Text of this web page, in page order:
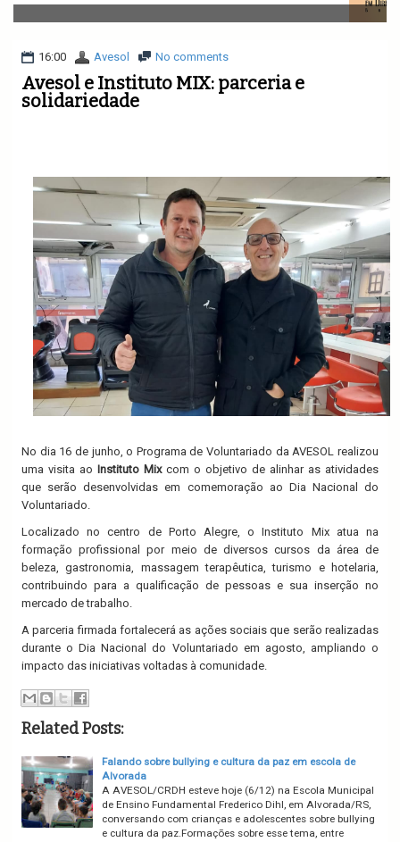
v
i
a
i
16:00 Avesol No comments
Avesol e Instituto MIX: parceria e
solidariedade
No dia 16 de junho, o Programa de Voluntariado da AVESOL realizou
uma visita ao Instituto Mixcom o objetivo de alinhar as atividades
que serão desenvolvidas em comemoração ao Dia Nacional do
Voluntariado.
Localizado no centro de Porto Alegre, o Instituto Mix atua na
formação profissional por meio de diversos cursos da área de
beleza, gastronomia, massagem terapêutica, turismo e hotelaria,
contribuindo para a qualificação de pessoas e sua inserção no
mercado de trabalho.
A parceria firmada fortalecerá as ações sociais que serão realizadas
durante o Dia Nacional do Voluntariado em agosto, ampliando o
impacto das iniciativas voltadas à comunidade.
Related Posts:
Falando sobre bullying e cultura da paz em escola de
Alvorada
A AVESOL/CRDH esteve hoje (6/12) na Escola Municipal
de Ensino Fundamental Frederico Dihl, em Alvorada/RS,
conversando com crianças e adolescentes sobre bullying
e cultura da paz.Formações sobre esse tema, entre